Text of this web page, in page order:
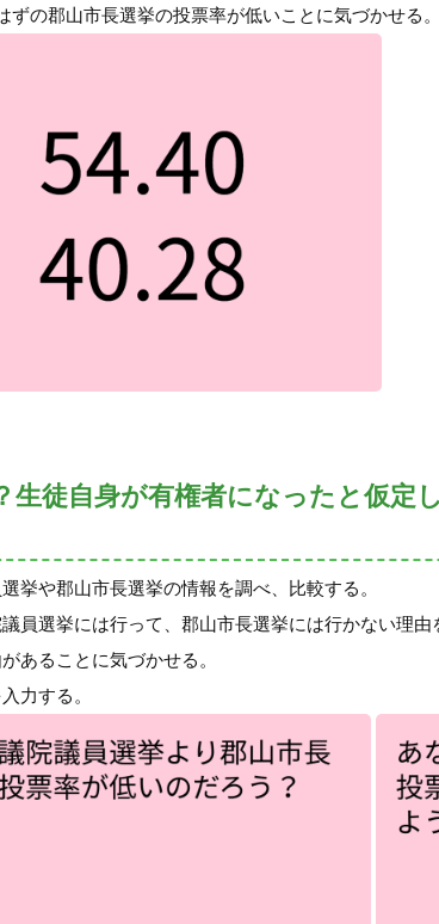
の郡山市長選挙の投票率が低いことに気づかせる。
生徒自身が有権者になったと仮定
挙や郡山市長選挙の情報を調べ、比較する。
員選挙には行って、郡山市長選挙には行かない理由
あることに気づかせる。
力する。